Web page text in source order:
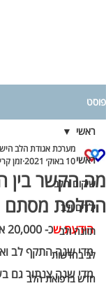
פוסט
ראשי
שיקום הלב
ילדים ולב
תזונה ולב
לב בחדשות
חדש ברפואת הלב
ראשי
מה הקשר בין
החלפת מסתם
מערכת אגודת הלב
10 באוק׳ 2021
זמן קריאה
הידעת ש
מדי שנה התקף לב
מדי שנה צנתור גם